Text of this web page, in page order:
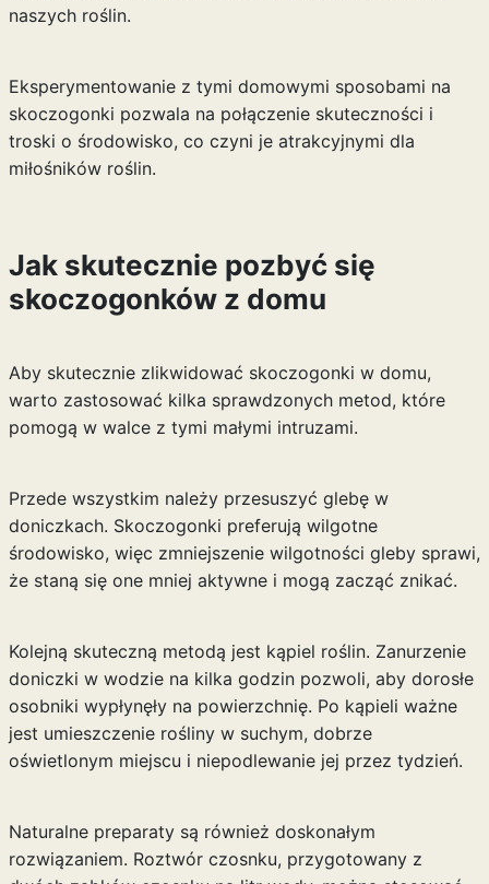
naszych roślin.
Eksperymentowanie z tymi domowymi sposobami na
skoczogonki pozwala na połączenie skuteczności i
troski o środowisko, co czyni je atrakcyjnymi dla
miłośników roślin.
Jak skutecznie pozbyć się
skoczogonków z domu
Aby skutecznie zlikwidować skoczogonki w domu,
warto zastosować kilka sprawdzonych metod, które
pomogą w walce z tymi małymi intruzami.
Przede wszystkim należy przesuszyć glebę w
doniczkach. Skoczogonki preferują wilgotne
środowisko, więc zmniejszenie wilgotności gleby sprawi,
że staną się one mniej aktywne i mogą zacząć znikać.
Kolejną skuteczną metodą jest kąpiel roślin. Zanurzenie
doniczki w wodzie na kilka godzin pozwoli, aby dorosłe
osobniki wypłynęły na powierzchnię. Po kąpieli ważne
jest umieszczenie rośliny w suchym, dobrze
oświetlonym miejscu i niepodlewanie jej przez tydzień.
Naturalne preparaty są również doskonałym
rozwiązaniem. Roztwór czosnku, przygotowany z